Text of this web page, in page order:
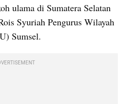
ulama di Sumatera Selatan
Syuriah Pengurus Wilayah
Sumsel.